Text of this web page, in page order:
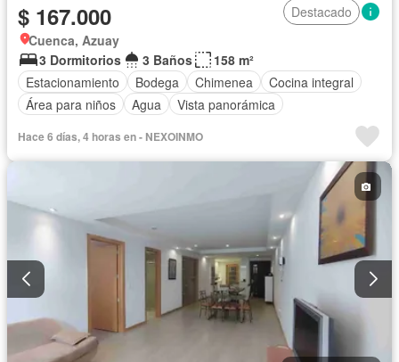
$ 167.000
Destacado
Cuenca, Azuay
3 Dormitorios
3 Baños
158 m²
Estacionamiento
Bodega Chimenea
Cocina integral
Área para niños
Agua Vista panorámica
Hace 6 días, 4 horas en - NEXOINMO